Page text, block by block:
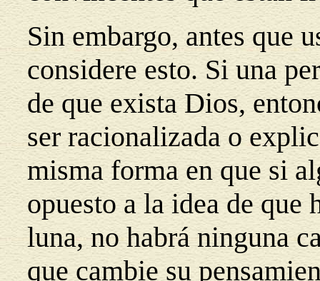
Sin embargo, antes que
considere esto. Si una
de que exista Dios,
ser racionalizada o
misma forma en que si
opuesto a la idea de que
luna, no habrá ninguna
que cambie su